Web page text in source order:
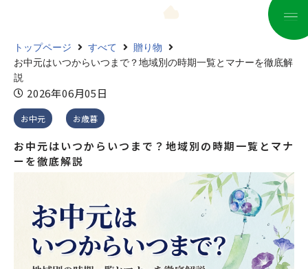
ン
テ
ン
へ
キ
トップページ すべて
贈り物
お中元はいつからいつまで？地域別の時期一覧とマナーを徹底解
説
2026年06月05日
お中元 お歳暮
お中元はいつからいつまで？地域別の時期一覧とマナ
ーを徹底解説